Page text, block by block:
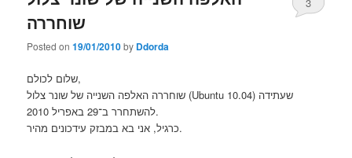
שוחררה
Posted on19/01/2010by Ddorda
3
שלום לכולם,
שוחררה האלפה השנייה של שונר צלול (Ubuntu 10.04) שעתידה
להשתחרר ב־29 באפריל 2010.
כרגיל, אני בא במבזק עידכונים מהיר.